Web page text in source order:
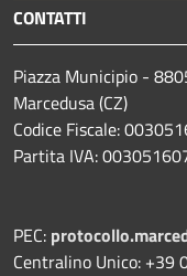
CONTATTI
Piazza Municipio -
Marcedusa (CZ)
Codice Fiscale:
Partita IVA:
PEC:
Centralino Unico: +39